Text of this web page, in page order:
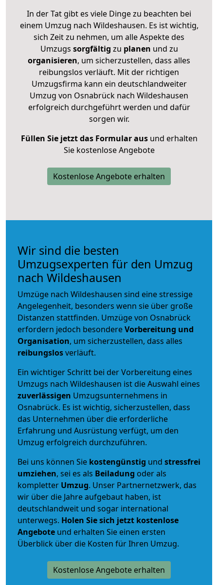
In der Tat gibt es viele Dinge zu beachten bei
einem Umzug nach Wildeshausen. Es ist wichtig,
sich Zeit zu nehmen, um alle Aspekte des
Umzugs sorgfältig zu planen und zu
organisieren, um sicherzustellen, dass alles
reibungslos verläuft. Mit der richtigen
Umzugsfirma kann ein deutschlandweiter
Umzug von Osnabrück nach Wildeshausen
erfolgreich durchgeführt werden und dafür
sorgen wir.
Füllen Sie jetzt das Formular ausund erhalten
Sie kostenlose Angebote
Kostenlose Angebote erhalten
Wir sind die besten
Umzugsexperten für den Umzug
nach Wildeshausen
Umzüge nach Wildeshausen sind eine stressige
Angelegenheit, besonders wenn sie über große
Distanzen stattfinden. Umzüge von Osnabrück
erfordern jedoch besondereVorbereitung und
Organisation, um sicherzustellen, dass alles
reibungslosverläuft.
Ein wichtiger Schritt bei der Vorbereitung eines
Umzugs nach Wildeshausen ist die Auswahl eines
zuverlässigen Umzugsunternehmens in
Osnabrück. Es ist wichtig, sicherzustellen, dass
das Unternehmen über die erforderliche
Erfahrung und Ausrüstung verfügt, um den
Umzug erfolgreich durchzuführen.
Bei uns können Sie kostengünstig und stressfrei
umziehen, sei es als Beiladung oder als
kompletter Umzug. Unser Partnernetzwerk, das
wir über die Jahre aufgebaut haben, ist
deutschlandweit und sogar international
unterwegs. Holen Sie sich jetzt kostenlose
Angebote und erhalten Sie einen ersten
Überblick über die Kosten für Ihren Umzug.
Kostenlose Angebote erhalten